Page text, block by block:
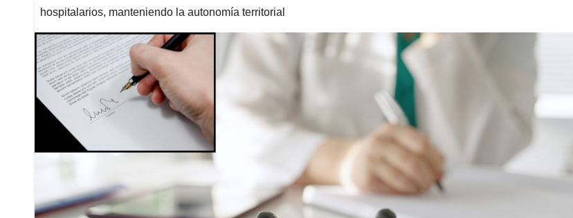
hospitalarios, manteniendo la autonomía territorial